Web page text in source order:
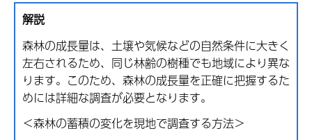
解説
森林の成長量は、土壌や気候などの自然条件に大きく
左右されるため、同じ林齢の樹種でも地域により異な
ります。このため、森林の成長量を正確に把握するた
めには詳細な調査が必要となります。
＜森林の蓄積の変化を現地で調査する方法＞